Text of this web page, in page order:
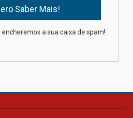
na educação dos filhos além da
encheremos a sua caixa de spam!